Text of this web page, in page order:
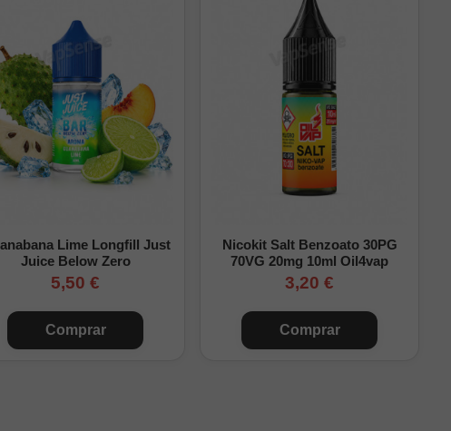
13 mg/ml
ml
Lime Longfill Just
Juice Below Zero
5,50 €
Comprar
Nicokit Salt Benzoato 30PG
70VG 20mg 10ml Oil4vap
3,20 €
Comprar